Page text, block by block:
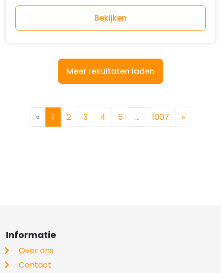
Bekijken
Meer resultaten laden
« 1 2 3 4 5 … 1007 »
Informatie
Over ons
Contact